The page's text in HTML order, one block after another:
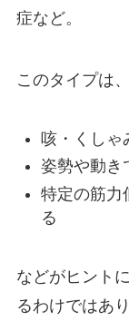
症など。
このタイプは、
咳・くしゃ
姿勢や動き
特定の筋力
る
などがヒント
るわけではあ